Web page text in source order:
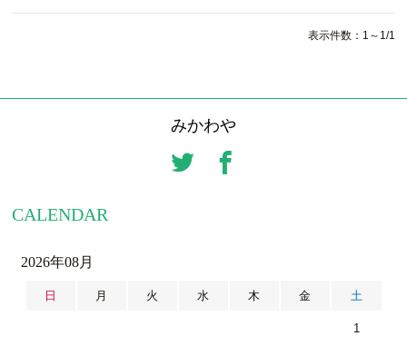
表示件数：1～1/1
みかわや
CALENDAR
2026年08月
日 月 火 水 木 金 土
1